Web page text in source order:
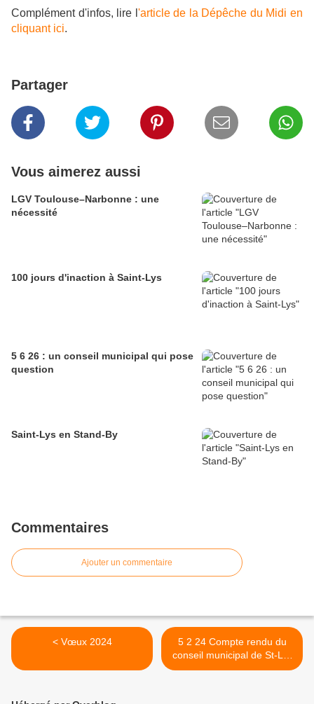
Complément d'infos, lire l 'article de la Dépêche du Midi en
cliquant ici.
Partager
Vous aimerez aussi
LGV Toulouse–Narbonne : une
nécessité
100 jours d'inaction à Saint-Lys
5 6 26 : un conseil municipal qui pose
question
Saint-Lys en Stand-By
Commentaires
Ajouter un commentaire
< Vœux 2024
5 2 24 Compte rendu du
conseil municipal de St-Lys
>